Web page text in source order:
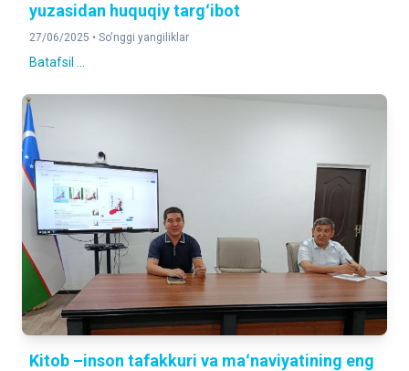
yuzasidan huquqiy targʻibot
27/06/2025 • So'nggi yangiliklar
Batafsil ...
Kitob –inson tafakkuri va maʻnaviyatining eng